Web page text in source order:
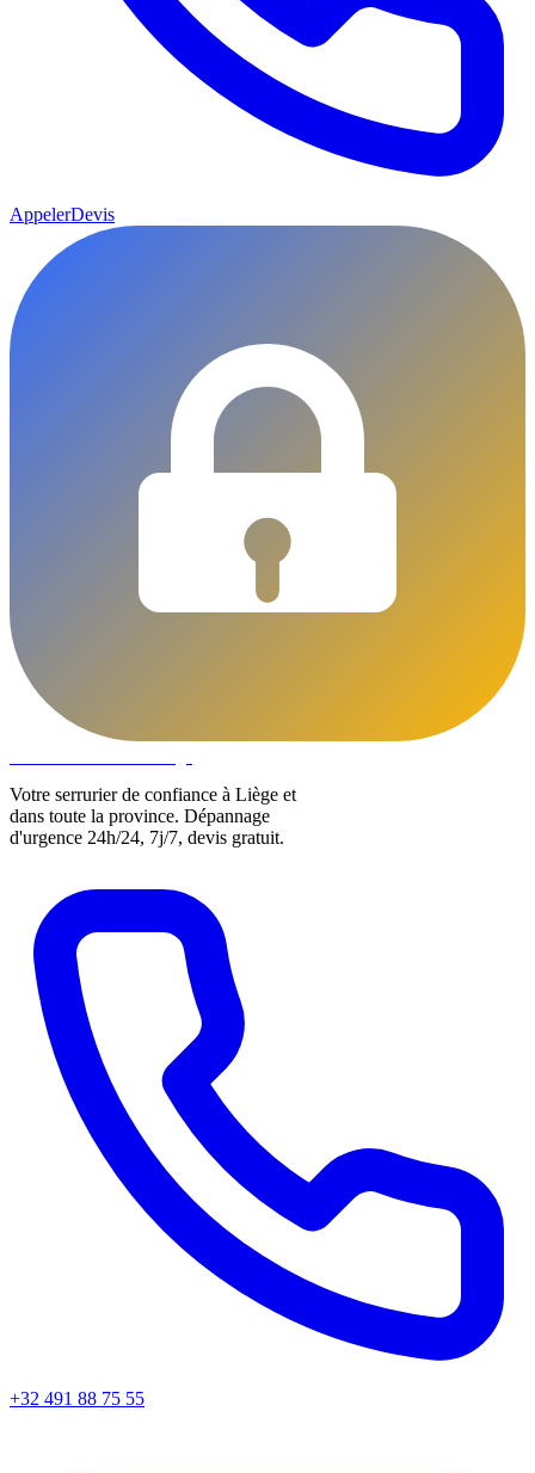
AppelerDevis
Votre serrurier de confiance à Liège et
dans toute la province. Dépannage
d'urgence 24h/24, 7j/7, devis gratuit.
+32 491 88 75 55